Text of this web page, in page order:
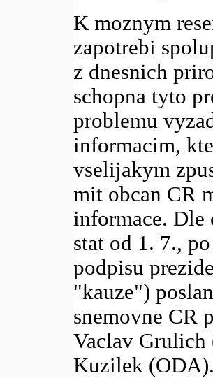
K moznym
zapotrebi
z dnesnich
schopna tyto
problemu
informacim,
vselijakym
mit obcan CR
informace. Dle
stat od 1. 7.,
podpisu
"kauze")
snemovne CR
Vaclav Grulich
Kuzilek (ODA).